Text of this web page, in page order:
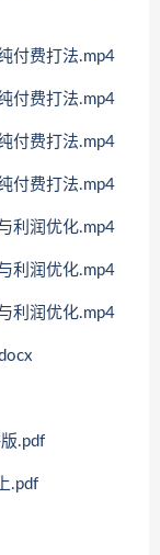
付费打法.mp4
付费打法.mp4
付费打法.mp4
付费打法.mp4
利润优化.mp4
利润优化.mp4
利润优化.mp4
.pdf
.pdf